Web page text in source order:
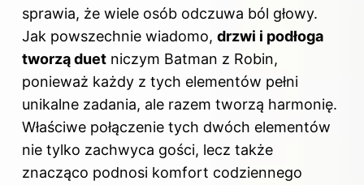
sprawia, że wiele osób odczuwa ból głowy.
Jak powszechnie wiadomo, drzwi i podłoga
tworzą duet niczym Batman z Robin,
ponieważ każdy z tych elementów pełni
unikalne zadania, ale razem tworzą harmonię.
Właściwe połączenie tych dwóch elementów
nie tylko zachwyca gości, lecz także
znacząco podnosi komfort codziennego